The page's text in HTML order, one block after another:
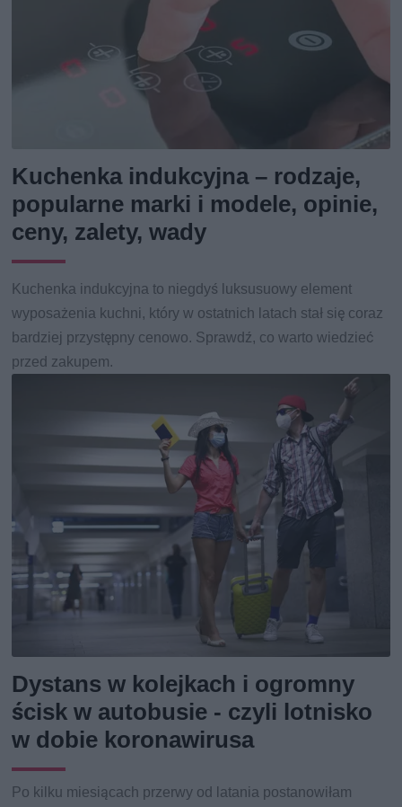
Kuchenka indukcyjna – rodzaje,
popularne marki i modele, opinie,
ceny, zalety, wady
Kuchenka indukcyjna to niegdyś luksusuowy element
wyposażenia kuchni, który w ostatnich latach stał się coraz
bardziej przystępny cenowo. Sprawdź, co warto wiedzieć
przed zakupem.
Dystans w kolejkach i ogromny
ścisk w autobusie - czyli lotnisko
w dobie koronawirusa
Po kilku miesiącach przerwy od latania postanowiłam